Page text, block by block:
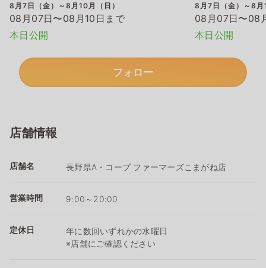
8月7日（金）～8月10月（日）
08月07日〜08月10日まで
本日公開
8月7日（金）～8
08月07日〜08
本日公開
フォロー
店舗情報
店舗名 長野県A・コープ ファーマーズこまがね店
営業時間 9:00～20:00
定休日
年に数回いずれかの水曜日
※店舗にご確認ください